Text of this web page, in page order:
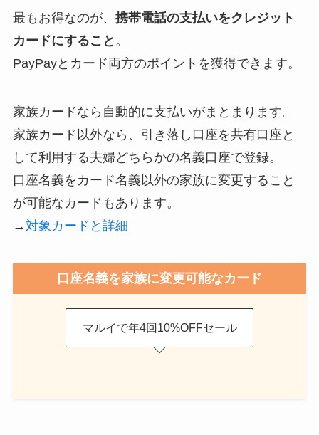
最もお得なのが、 携帯電話の支払いをクレジット
カードにすること 。
PayPayとカード両方のポイントを獲得できます。
家族カードなら自動的に支払いがまとまります。
家族カード以外なら、引き落し口座を共有口座と
して利用する夫婦どちらかの名義口座で登録。
口座名義をカード名義以外の家族に変更すること
が可能なカードもあります。
→ 対象カードと詳細
口座名義を家族に変更可能なカード
マルイで年4回10%OFFセール